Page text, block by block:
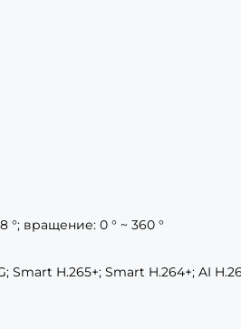
°; вращение: 0 ° ~ 360 °
Smart H.265+; Smart H.264+; AI